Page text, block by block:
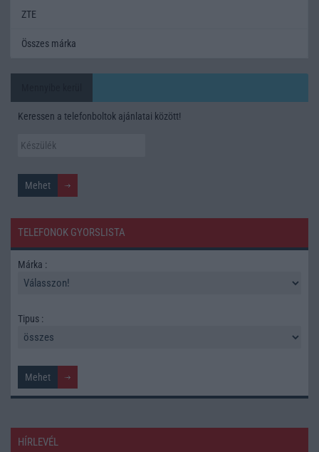
ZTE
Összes márka
Keressen a telefonboltok ajánlatai között!
TELEFONOK GYORSLISTA
Márka :
Tipus :
HÍRLEVÉL